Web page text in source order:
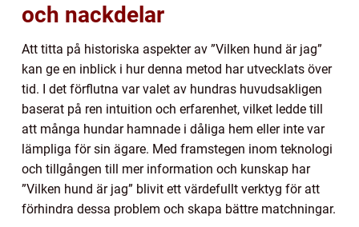
och nackdelar
Att titta på historiska aspekter av ”Vilken hund är jag”
kan ge en inblick i hur denna metod har utvecklats över
tid. I det förflutna var valet av hundras huvudsakligen
baserat på ren intuition och erfarenhet, vilket ledde till
att många hundar hamnade i dåliga hem eller inte var
lämpliga för sin ägare. Med framstegen inom teknologi
och tillgången till mer information och kunskap har
”Vilken hund är jag” blivit ett värdefullt verktyg för att
förhindra dessa problem och skapa bättre matchningar.